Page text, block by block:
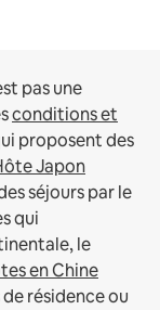
pas une
conditions et
proposent des
Japon
séjours par le
qui
le
en Chine
résidence ou